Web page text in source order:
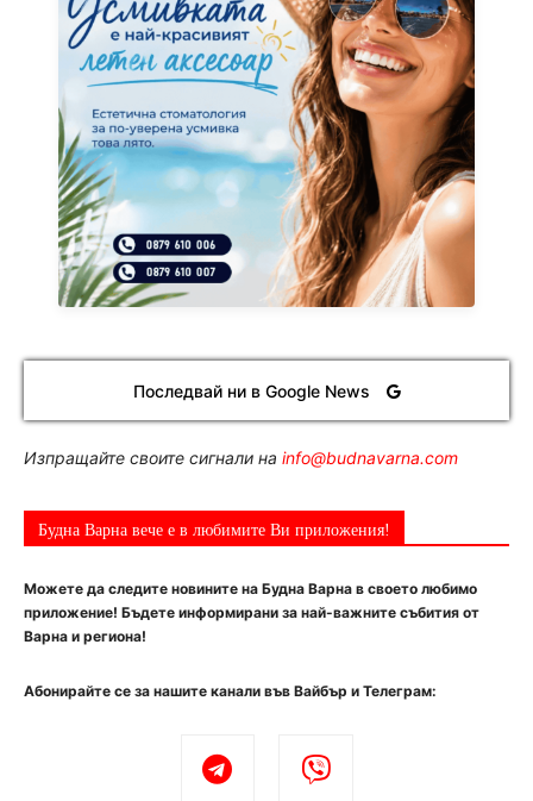
Последвай ни в Google News
Изпращайте своите сигнали на info@budnavarna.com
Будна Варна вече е в любимите Ви приложения!
Можете да следите новините на Будна Варна в своето любимо
приложение! Бъдете информирани за най-важните събития от
Варна и региона!
Абонирайте се за нашите канали във Вайбър и Телеграм: